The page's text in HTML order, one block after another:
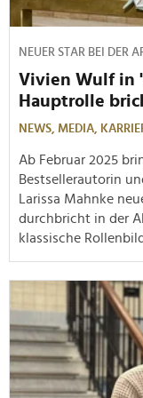
NEUER STAR BEI DER
Vivien Wulf in
Hauptrolle
NEWS, MEDIA,
Ab Februar 2025
Bestsellerautorin
Larissa Mahnke
durchbricht in der
klassische